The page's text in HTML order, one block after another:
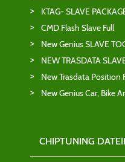
KTAG- SLAVE
CMD Flash Slave Full
New Genius SLAVE
NEW TRASDATA
New Trasdata Position
New Genius Car, Bike
CHIPTUNING